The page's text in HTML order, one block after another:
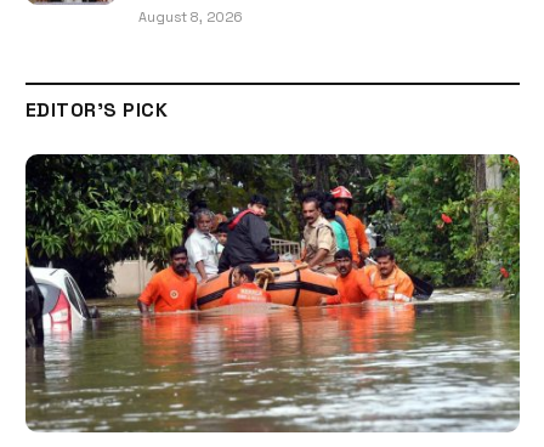
August 8, 2026
EDITOR'S PICK